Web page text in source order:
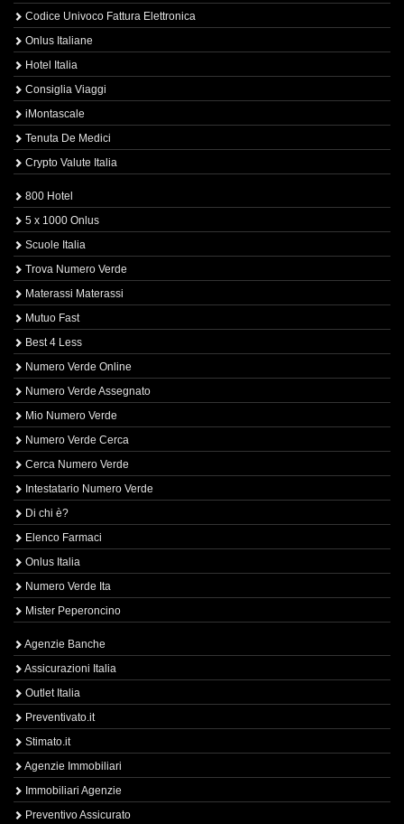
Codice Univoco Fattura Elettronica
Onlus Italiane
Hotel Italia
Consiglia Viaggi
iMontascale
Tenuta De Medici
Crypto Valute Italia
800 Hotel
5 x 1000 Onlus
Scuole Italia
Trova Numero Verde
Materassi Materassi
Mutuo Fast
Best 4 Less
Numero Verde Online
Numero Verde Assegnato
Mio Numero Verde
Numero Verde Cerca
Cerca Numero Verde
Intestatario Numero Verde
Di chi è?
Elenco Farmaci
Onlus Italia
Numero Verde Ita
Mister Peperoncino
Agenzie Banche
Assicurazioni Italia
Outlet Italia
Preventivato.it
Stimato.it
Agenzie Immobiliari
Immobiliari Agenzie
Preventivo Assicurato